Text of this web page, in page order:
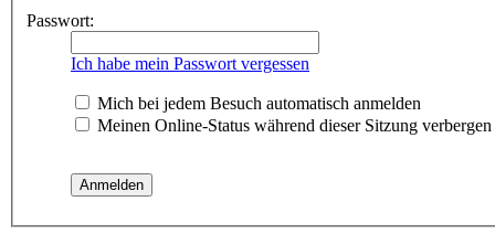
Passwort:
Ich habe mein Passwort vergessen
Mich bei jedem Besuch automatisch anmelden
Meinen Online-Status während dieser Sitzung verbergen